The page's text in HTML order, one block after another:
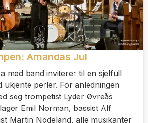
Amandas Jul
med band inviterer til en sjelfull
ukjente perler. For anledningen
seg trompetist Lyder Øvreås
Emil Norman, bassist Alf
Martin Nodeland, alle musikanter